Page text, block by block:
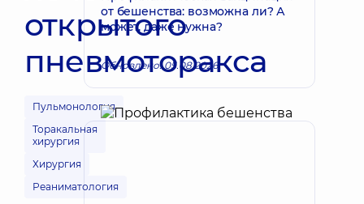
открытого
пневмоторакса
Пульмонология
Торакальная
хирургия
Хирургия
Реаниматология
от бешенства: возможна ли? А
может, даже нужна?
Обновлено: 05.08.2026